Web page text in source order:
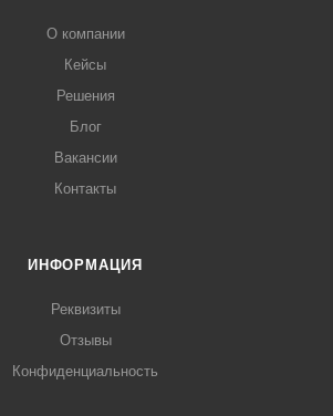
О компании
Кейсы
Решения
Блог
Вакансии
Контакты
ИНФОРМАЦИЯ
Реквизиты
Отзывы
Конфиденциальность